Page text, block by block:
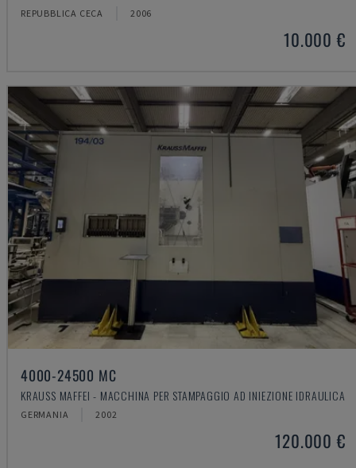
REPUBBLICA CECA 2006
10.000 €
4000-24500 MC
KRAUSS MAFFEI - MACCHINA PER STAMPAGGIO AD INIEZIONE IDRAULICA
GERMANIA 2002
120.000 €